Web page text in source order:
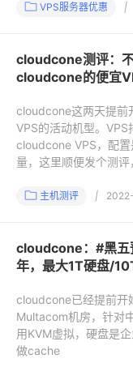
VPS服务器优惠 |
cloudcone测评：
cloudcone的便宜
cloudcone这两天提前
VPS的活动机型。
cloudcone VPS，配
量，这里顺便发个测评
主机测评 |
cloudcone：#黑五
年，最大1T硬盘/
cloudcone已经提前开
Multacom机房，针对
用KVM虚拟，硬盘是
做cache